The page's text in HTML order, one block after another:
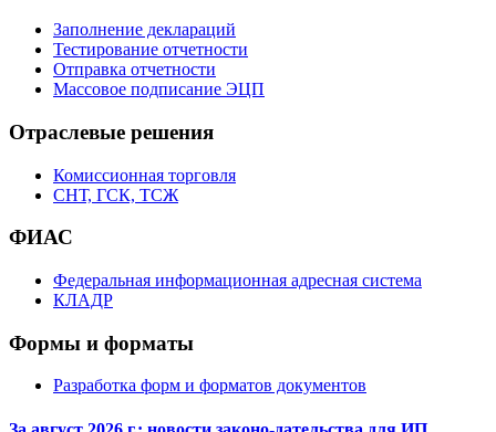
Заполнение деклараций
Тестирование отчетности
Отправка отчетности
Массовое подписание ЭЦП
Отраслевые решения
Комиссионная торговля
СНТ, ГСК, ТСЖ
ФИАС
Федеральная информационная адресная система
КЛАДР
Формы и форматы
Разработка форм и форматов документов